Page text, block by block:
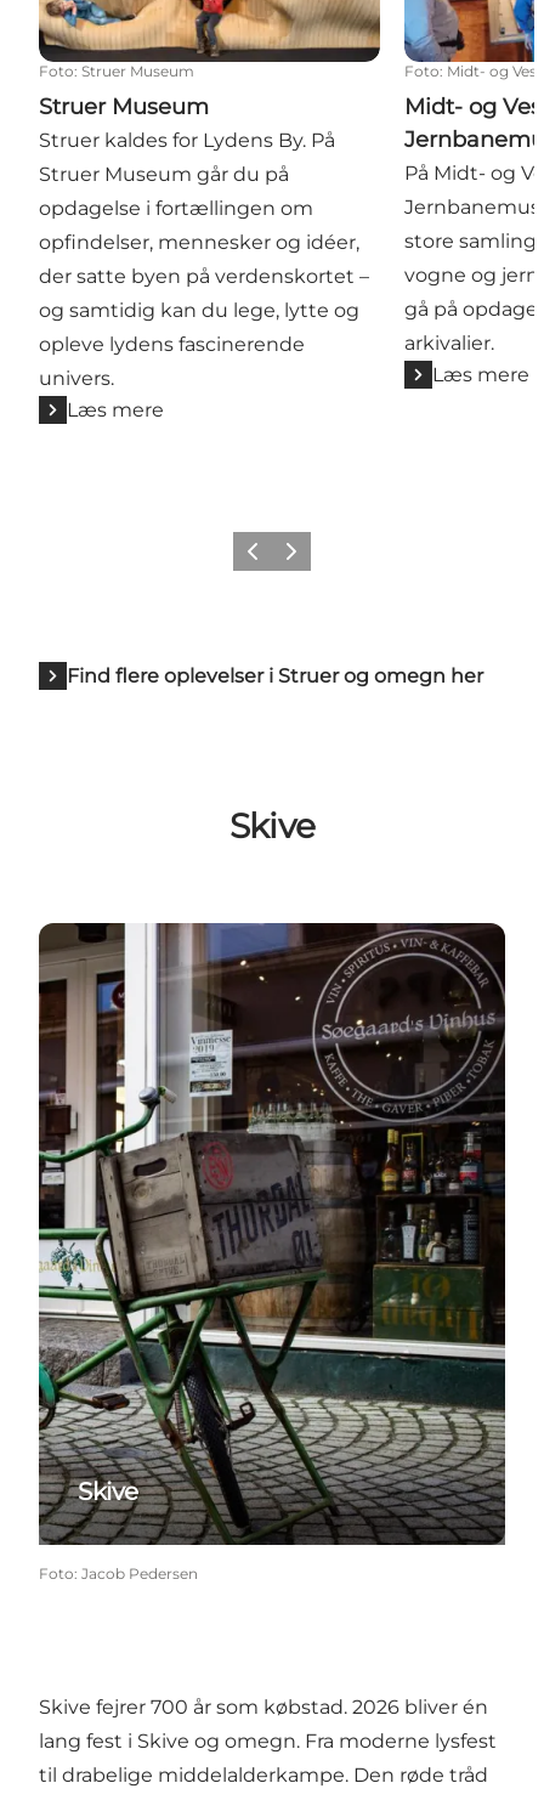
Foto: Struer Museum
Struer Museum
Struer kaldes for Lydens By. På
Struer Museum går du på
opdagelse i fortællingen om
opfindelser, mennesker og idéer,
der satte byen på verdenskortet –
og samtidig kan du lege, lytte og
opleve lydens fascinerende
univers.
Læs mere
Foto: Midt- og
Midt- og
På Midt- og
store samling
vogne og
gå på
arkivalier.
Læs mere
Forrige billede
Næste billede
Find flere oplevelser i Struer og omegn her
Skive
Skive
Foto: Jacob Pedersen
Skive fejrer 700 år som købstad. 2026 bliver én
lang fest i Skive og omegn. Fra moderne lysfest
til drabelige middelalderkampe. Den røde tråd